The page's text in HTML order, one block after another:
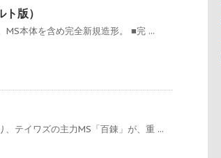
版）
MS本体を含め完全新規造形。 ■完 ...
テイワズの主力MS「百錬」が、重 ...